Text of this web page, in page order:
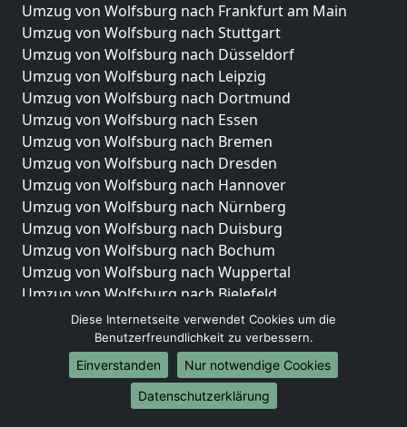
Umzug von Wolfsburg nach Frankfurt am Main
Umzug von Wolfsburg nach Stuttgart
Umzug von Wolfsburg nach Düsseldorf
Umzug von Wolfsburg nach Leipzig
Umzug von Wolfsburg nach Dortmund
Umzug von Wolfsburg nach Essen
Umzug von Wolfsburg nach Bremen
Umzug von Wolfsburg nach Dresden
Umzug von Wolfsburg nach Hannover
Umzug von Wolfsburg nach Nürnberg
Umzug von Wolfsburg nach Duisburg
Umzug von Wolfsburg nach Bochum
Umzug von Wolfsburg nach Wuppertal
Umzug von Wolfsburg nach Bielefeld
Umzug von Wolfsburg nach Bonn
Umzug von Wolfsburg nach Münster
Internationale-Umzüge
Umzug von Wolfsburg nach Brasilien
Diese Internetseite verwendet Cookies um die
Benutzerfreundlichkeit zu verbessern.
Einverstanden
Nur notwendige Cookies
Datenschutzerklärung